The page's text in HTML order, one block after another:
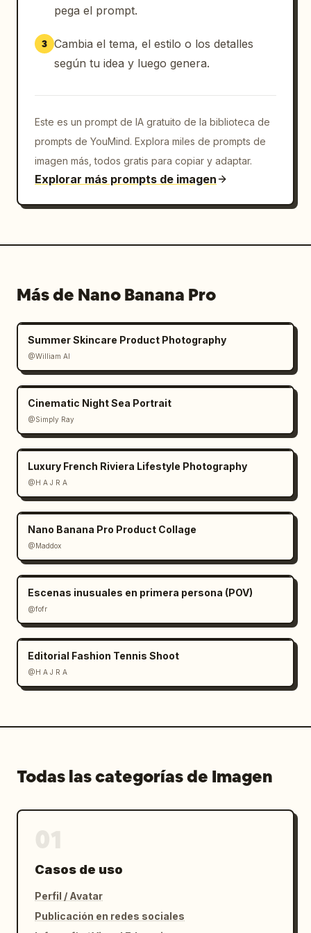
pega el prompt.
3 Cambia el tema, el estilo o los detalles
según tu idea y luego genera.
Este es un prompt de IA gratuito de la biblioteca de
prompts de YouMind. Explora miles de prompts de
imagen más, todos gratis para copiar y adaptar.
Explorar más prompts de imagen
Más de Nano Banana Pro
Summer Skincare Product Photography
@William AI
Cinematic Night Sea Portrait
@Simply Ray
Luxury French Riviera Lifestyle Photography
@H A J R A
Nano Banana Pro Product Collage
@Maddox
Escenas inusuales en primera persona (POV)
@fofr
Editorial Fashion Tennis Shoot
@H A J R A
Todas las categorías de Imagen
Casos de uso
Perfil / Avatar
Publicación en redes sociales